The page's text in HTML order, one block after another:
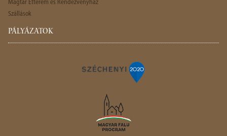
Magtár Étterem és Rendezvényház
Szállások
PÁLYÁZATOK